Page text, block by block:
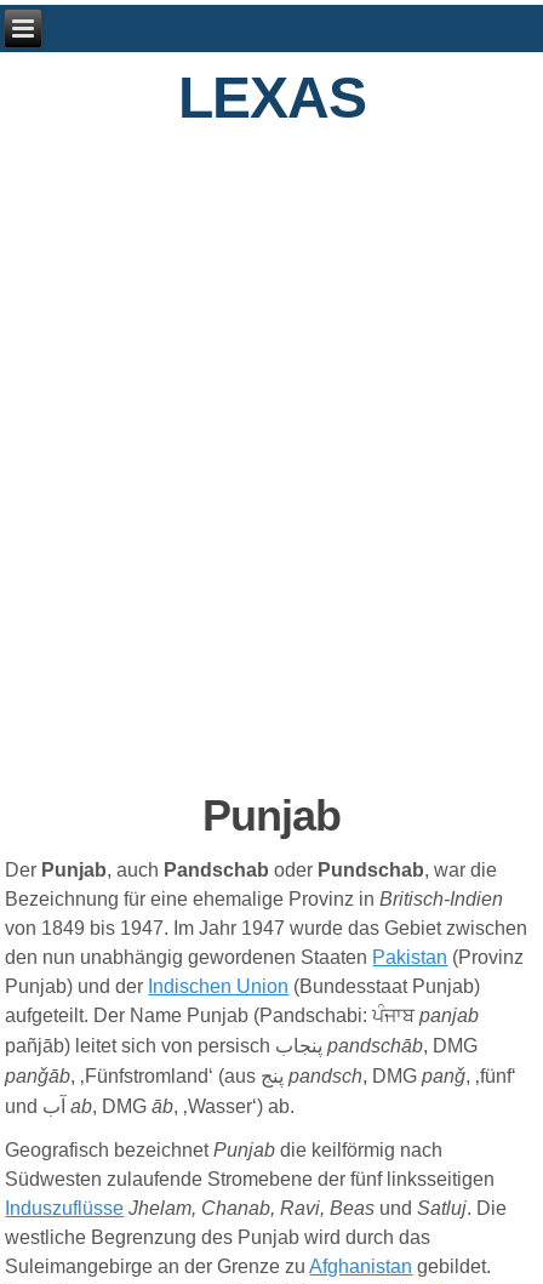
LEXAS
Punjab
Der Punjab, auch Pandschab oder Pundschab, war die
Bezeichnung für eine ehemalige Provinz inBritisch-Indien
von 1849 bis 1947. Im Jahr 1947 wurde das Gebiet zwischen
den nun unabhängig gewordenen Staaten Pakistan (Provinz
Punjab) und der Indischen Union (Bundesstaat Punjab)
aufgeteilt. Der Name Punjab (Pandschabi:ਪੰਜਾਬ panjab
pañjāb) leitet sich von persisch پنجاب pandschāb, DMG
panǧāb, ‚Fünfstromland‘ (aus پنج pandsch, DMG panǧ, ‚fünf‘
und آب ab, DMG āb, ‚Wasser‘) ab.
Geografisch bezeichnetPunjab die keilförmig nach
Südwesten zulaufende Stromebene der fünf linksseitigen
Induszuflüsse Jhelam, Chanab, Ravi, Beas undSatluj. Die
westliche Begrenzung des Punjab wird durch das
Suleimangebirge an der Grenze zuAfghanistan gebildet.